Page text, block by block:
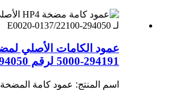
294191-5000 لرقم 294050-01...
اسم المنتج: عمود كامة المضخة